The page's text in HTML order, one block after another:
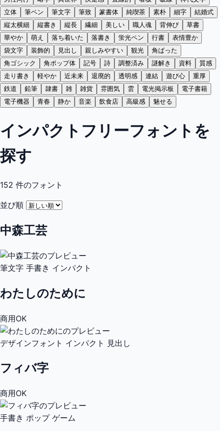
立体
筆ペン 筆文字 筆致 篆書体 純喫茶 素朴 細字
結婚式
縦太横細
縦書き 縦長 繊細 美しい 職人魂 背伸び
草書
華やか
萌え 落ち着いた 落書き 蛍光ペン 行書
表情豊か
袋文字
装飾的 見出し 親しみやすい 観光
角ばった
角ゴシック
角ポップ体 記号 詩 調整済み 謎解き 資料
質感
走り書き
軽やか 近未来 退廃的 透明感 連結 遊び心
重厚
鉄道
鉛筆 隷書 雑 雑貨 雰囲気 雲 電光掲示板
電子書籍
電子機器
青春 静か 音楽 飲食店 高級感 魅せる
インパクトフリーフォントを
探す
152 件のフォント
並び順
中森工芸
筆文字 手書き インパクト
わたしのために
商用OK
デザインフォント インパクト 見出し
フィバ字
商用OK
手書き ポップ ゲーム